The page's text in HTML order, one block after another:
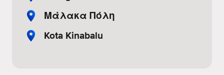
Μάλακα Πόλη
Kota Kinabalu